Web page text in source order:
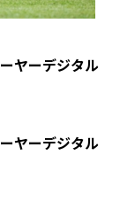
ヤーデジタル
ヤーデジタル